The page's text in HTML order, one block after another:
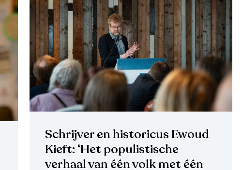
Schrijver en historicus Ewoud
Kieft: ‘Het populistische
verhaal van één volk met één